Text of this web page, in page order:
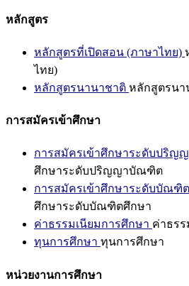
หลักสูตร
หลักสูตรที่เปิดสอน (ภาษาไทย)
ไทย)
หลักสูตรนานาชาติ หลักสูตรนา
การสมัครเข้าศึกษา
การสมัครเข้าศึกษาระดับปริญ
ศึกษาระดับปริญญาบัณฑิต
การสมัครเข้าศึกษาระดับบัณฑิ
ศึกษาระดับบัณฑิตศึกษา
ค่าธรรมเนียมการศึกษา ค่าธรร
ทุนการศึกษา ทุนการศึกษา
หน่วยงานการศึกษา